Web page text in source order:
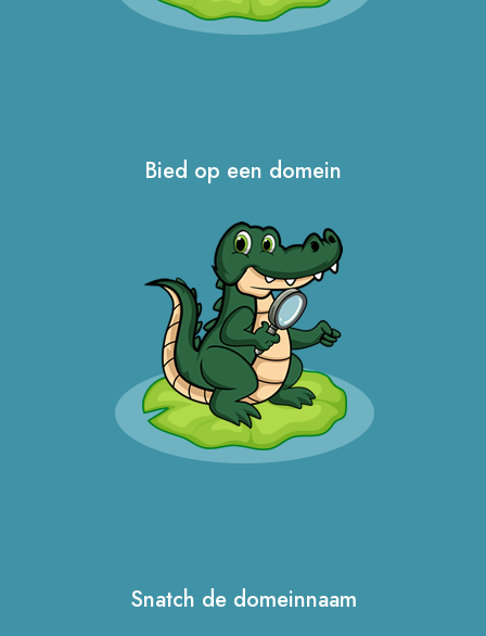
Bied op een domein
Snatch de domeinnaam